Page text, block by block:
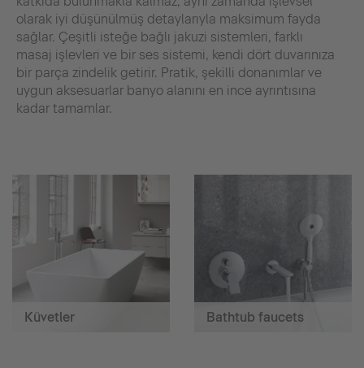
olarak iyi düşünülmüş detaylarıyla maksimum fayda
sağlar. Çeşitli isteğe bağlı jakuzi sistemleri, farklı
masaj işlevleri ve bir ses sistemi, kendi dört duvarınıza
bir parça zindelik getirir. Pratik, şekilli donanımlar ve
uygun aksesuarlar banyo alanını en ince ayrıntısına
kadar tamamlar.
Küvetler Bathtub faucets